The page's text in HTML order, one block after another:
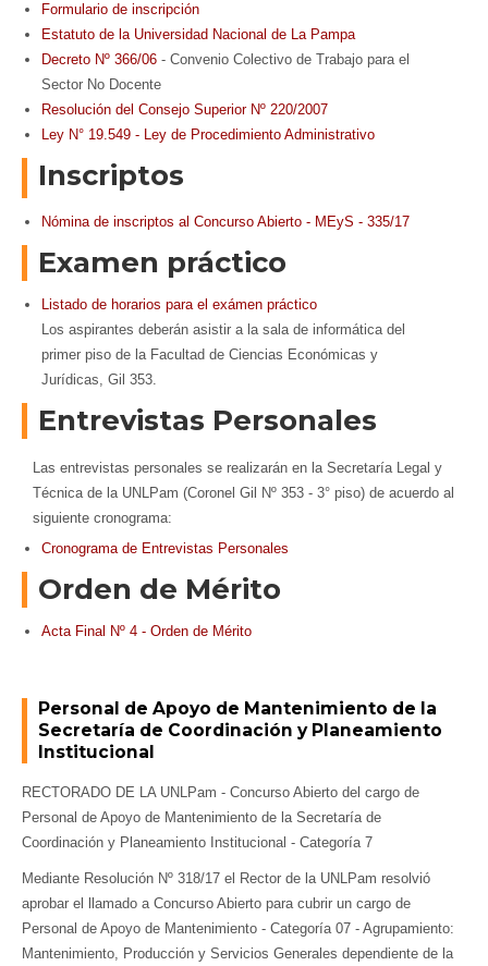
Formulario de inscripción
Estatuto de la Universidad Nacional de La Pampa
Decreto Nº 366/06 - Convenio Colectivo de Trabajo para el
Sector No Docente
Resolución del Consejo Superior Nº 220/2007
Ley N° 19.549 - Ley de Procedimiento Administrativo
Inscriptos
Nómina de inscriptos al Concurso Abierto - MEyS - 335/17
Examen práctico
Listado de horarios para el exámen práctico
Los aspirantes deberán asistir a la sala de informática del
primer piso de la Facultad de Ciencias Económicas y
Jurídicas, Gil 353.
Entrevistas Personales
Las entrevistas personales se realizarán en la Secretaría Legal y
Técnica de la UNLPam (Coronel Gil Nº 353 - 3° piso) de acuerdo al
siguiente cronograma:
Cronograma de Entrevistas Personales
Orden de Mérito
Acta Final Nº 4 - Orden de Mérito
Personal de Apoyo de Mantenimiento de la
Secretaría de Coordinación y Planeamiento
Institucional
RECTORADO DE LA UNLPam - Concurso Abierto del cargo de
Personal de Apoyo de Mantenimiento de la Secretaría de
Coordinación y Planeamiento Institucional - Categoría 7
Mediante Resolución Nº 318/17 el Rector de la UNLPam resolvió
aprobar el llamado a Concurso Abierto para cubrir un cargo de
Personal de Apoyo de Mantenimiento - Categoría 07 - Agrupamiento:
Mantenimiento, Producción y Servicios Generales dependiente de la